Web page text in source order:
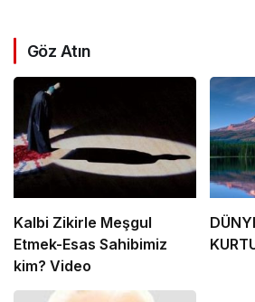
Göz Atın
Kalbi Zikirle Meşgul
Etmek-Esas Sahibimiz
kim? Video